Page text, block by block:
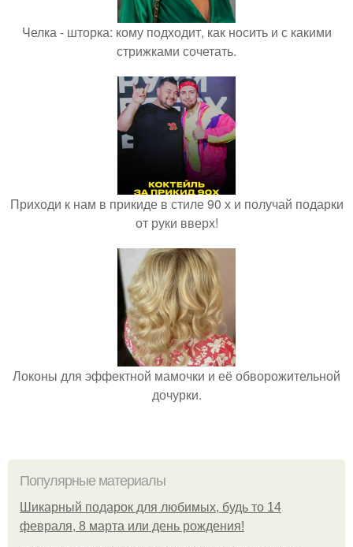
Челка - шторка: кому подходит, как носить и с какими
стрижками сочетать.
Приходи к нам в прикиде в стиле 90 х и получай подарки
от руки вверх!
Локоны для эффектной мамочки и её обворожительной
дочурки.
Популярные материалы
Шикарный подарок для любимых, будь то 14
февраля, 8 марта или день рождения!